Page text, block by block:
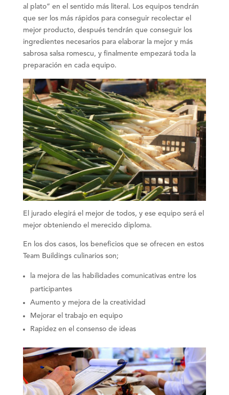
al plato” en el sentido más literal. Los equipos tendrán
que ser los más rápidos para conseguir recolectarel
mejor producto, después tendrán que conseguir los
ingredientes necesarios para elaborarla mejor y más
sabrosa salsa romescu, y finalmente empezará toda la
preparación en cada equipo.
El jurado elegirá el mejor de todos, y ese equipo será el
mejor obteniendo el merecido diploma.
En los dos casos, los beneficiosque se ofrecen en estos
Team Buildings culinarios son;
la mejora de las habilidades comunicativasentre los
participantes
Aumento y mejora de la creatividad
Mejorar el trabajo en equipo
Rapidez en el consenso de ideas